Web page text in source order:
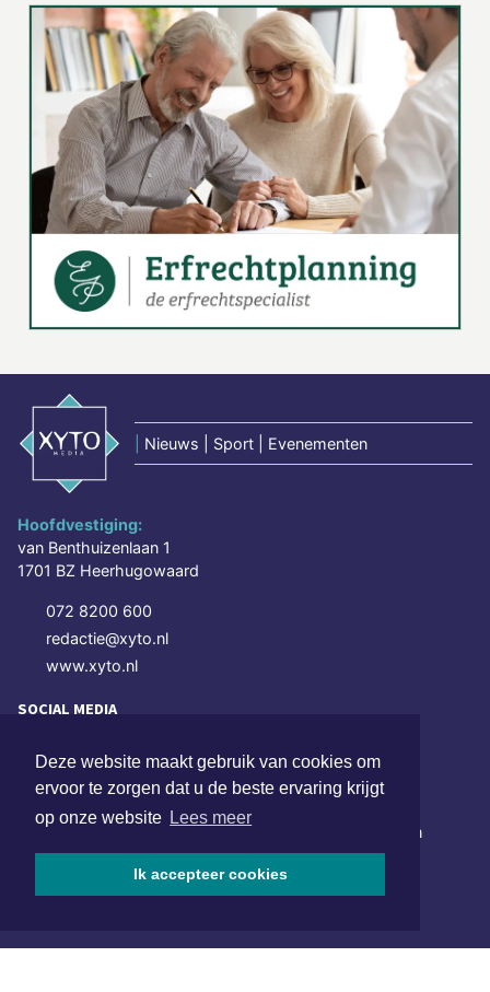
Deze website maakt gebruik van cookies om
ervoor te zorgen dat u de beste ervaring krijgt
op onze website Lees meer
Ik accepteer cookies
Nieuws | Sport | Evenementen
Hoofdvestiging:
van Benthuizenlaan 1
1701 BZ Heerhugowaard
072 8200 600
redactie@xyto.nl
www.xyto.nl
SOCIAL MEDIA
NIEUWSBRIEF AANMELDEN
Schrijf je in voor onze nieuwsbrief en krijg wekelijks een
samenvatting van alle gebeurtenissen uit jouw regio.